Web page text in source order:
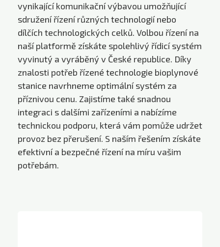
vynikající komunikační výbavou umožňující
sdružení řízení různých technologií nebo
dílčích technologických celků. Volbou řízení na
naší platformě získáte spolehlivý řídicí systém
vyvinutý a vyráběný v České republice. Díky
znalosti potřeb řízené technologie bioplynové
stanice navrhneme optimální systém za
příznivou cenu. Zajistíme také snadnou
integraci s dalšími zařízeními a nabízíme
technickou podporu, která vám pomůže udržet
provoz bez přerušení. S naším řešením získáte
efektivní a bezpečné řízení na míru vašim
potřebám.